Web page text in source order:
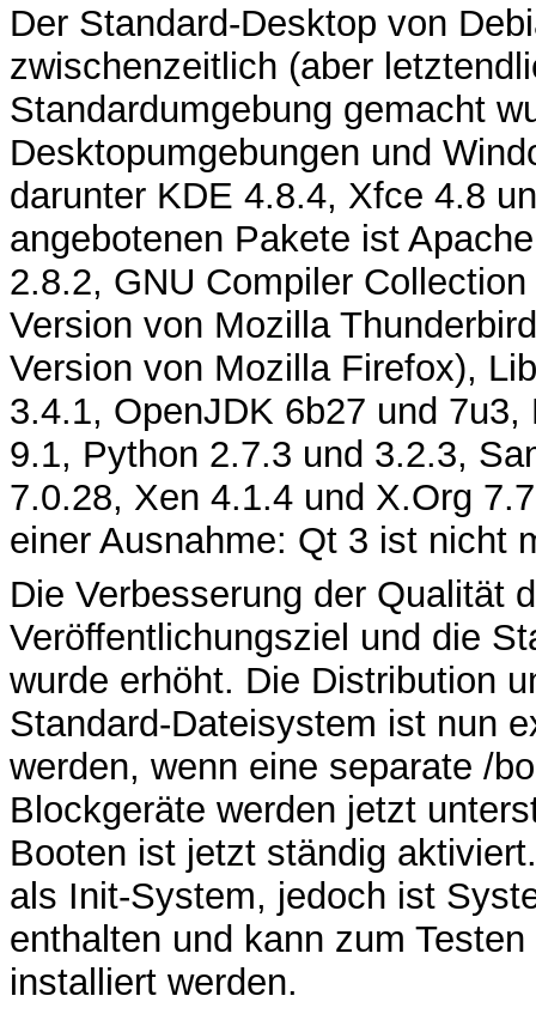
Der Standard-Desktop von
zwischenzeitlich (aber
Standardumgebung gemacht
Desktopumgebungen und
darunter KDE 4.8.4, Xfce 4.8
angebotenen Pakete ist
2.8.2, GNU Compiler
Version von Mozilla
Version von Mozilla Firefox),
3.4.1, OpenJDK 6b27 und
9.1, Python 2.7.3 und 3.2.3,
7.0.28, Xen 4.1.4 und X.Org
einer Ausnahme: Qt 3 ist nicht
Die Verbesserung der Qualität
Veröffentlichungsziel und die
wurde erhöht. Die Distribution
Standard-Dateisystem ist nun
werden, wenn eine separate /
Blockgeräte werden jetzt
Booten ist jetzt ständig
als Init-System, jedoch ist
enthalten und kann zum
installiert werden.